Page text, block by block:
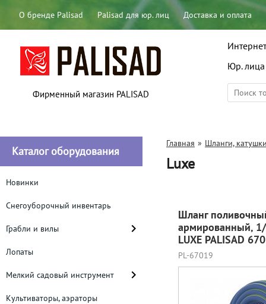
О бренде Palisad Palisad для юр. лиц Доставка и оплата
Фирменный магазин PALISAD
Юр. лица
Каталог оборудования
Новинки
Снегоуборочный инвентарь
Грабли и вилы
Лопаты
Мелкий садовый инструмент
Культиваторы, аэраторы
Главная » Шланги,
Luxe
Шланг
армированный,
LUXE PALISAD
PL-67019